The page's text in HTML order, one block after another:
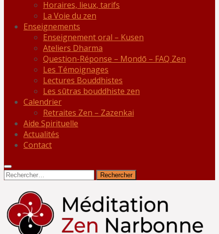
Horaires, lieux, tarifs
La Voie du zen
Enseignements
Enseignement oral – Kusen
Ateliers Dharma
Question-Réponse – Mondō – FAQ Zen
Les Témoignages
Lectures Bouddhistes
Les sūtras bouddhiste zen
Calendrier
Retraites Zen – Zazenkai
Aide Spirituelle
Actualités
Contact
Rechercher :